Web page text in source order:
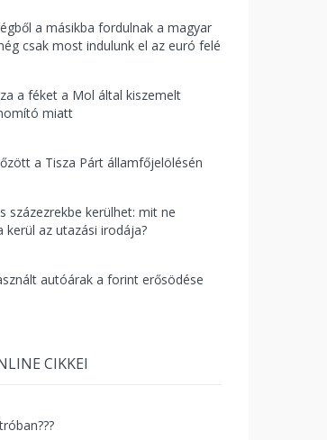
a másikba fordulnak a magyar
csak most indulunk el az euró felé
a féket a Mol által kiszemelt
miatt
a Tisza Párt államfőjelölésén
százezrekbe kerülhet: mit ne
kerül az utazási irodája?
autóárak a forint erősödése
CIKKEI